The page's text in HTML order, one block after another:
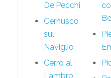
De'Pecchi
Cernusco
sul
Naviglio
Cerro al
Lambro